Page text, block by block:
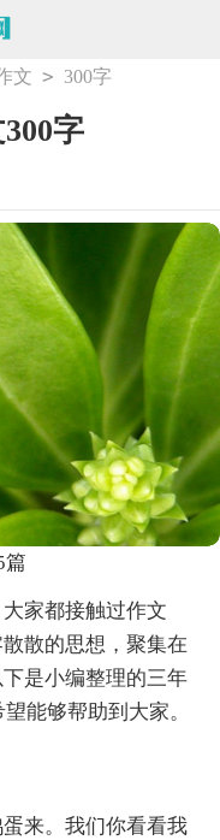
文 > 300字
字
篇
家都接触过作文
散的思想，聚集在
是小编整理的三年
能够帮助到大家。
来。我们你看看我